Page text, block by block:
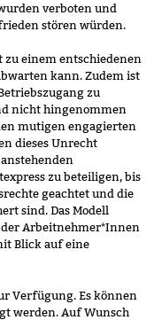
verboten und
stören würden.
einem entschiedenen
kann. Zudem ist
zu
nicht hingenommen
mutigen engagierten
dieses Unrecht
zu beteiligen, bis
geachtet und die
sind. Das Modell
Arbeitnehmer*Innen
Blick auf eine
Verfügung. Es können
werden. Auf Wunsch